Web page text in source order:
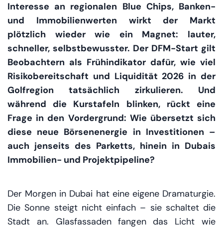
Interesse an regionalen Blue Chips, Banken-
und Immobilienwerten wirkt der Markt
plötzlich wieder wie ein Magnet: lauter,
schneller, selbstbewusster. Der DFM-Start gilt
Beobachtern als Frühindikator dafür, wie viel
Risikobereitschaft und Liquidität 2026 in der
Golfregion tatsächlich zirkulieren. Und
während die Kurstafeln blinken, rückt eine
Frage in den Vordergrund: Wie übersetzt sich
diese neue Börsenenergie in Investitionen –
auch jenseits des Parketts, hinein in Dubais
Immobilien- und Projektpipeline?
Der Morgen in Dubai hat eine eigene Dramaturgie.
Die Sonne steigt nicht einfach – sie schaltet die
Stadt an. Glasfassaden fangen das Licht wie